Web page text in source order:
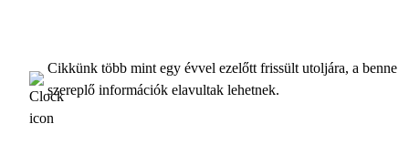
Cikkünk több mint egy évvel ezelőtt frissült utoljára, a benne
szereplő információk elavultak lehetnek.